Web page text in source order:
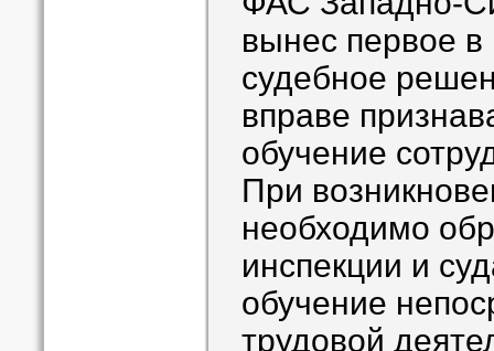
вынес первое в
судебное
вправе
обучение
При
необходимо
инспекции и
обучение
трудовой